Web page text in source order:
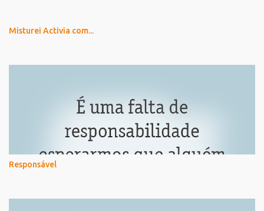
Misturei Activia com...
Responsável